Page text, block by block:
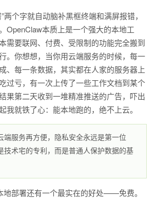
两个字就自动脑补黑框终端和满屏报错，
OpenClaw本质上是一个强大的本地工
需要联网、付费、受限制的功能完全搬到
。你想想，当你用云端服务的时候，每一
、每一条数据，其实都在人家的服务器上
过亏，有一次上传了一些工作文档到某个
果第二天收到一堆精准推送的广告，吓出
我就铁了心：能本地跑的，绝不上云。
端服务再方便，隐私安全永远是第一位
技术宅的专利，而是普通人保护数据的基
地部署还有一个最实在的好处——免费。